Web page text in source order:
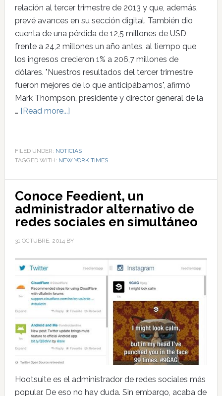
relación al tercer trimestre de 2013 y que, además,
prevé avances en su sección digital. También dio
cuenta de una pérdida de 12,5 millones de USD
frente a 24,2 millones un año antes, al tiempo que
los ingresos crecieron 1% a 206,7 millones de
dólares. "Nuestros resultados del tercer trimestre
fueron mejores de lo que anticipábamos", afirmó
Mark Thompson, presidente y director general de la
… [Read more...]
FILED UNDER: NOTICIAS
TAGGED WITH: NEW YORK TIMES
Conoce Feedient, un
administrador alternativo de
redes sociales en simultáneo
31 OCTUBRE, 2014BY
Hootsuite es el administrador de redes sociales más
popular. De eso no hay duda. Sin embargo, acaba de